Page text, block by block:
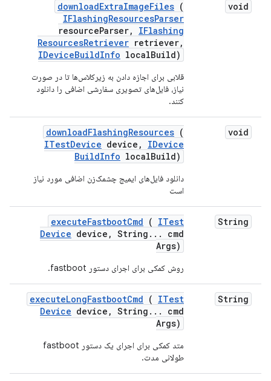
void
downloadExtraImageFiles (
IFlashingResourcesParser
resourceParser,
IFlashing
ResourcesRetriever retriever,
IDeviceBuildInfo localBuild)
قلابی برای اجازه دادن به زیرکلاس‌ها تا در صورت
نیاز، فایل‌های تصویری سفارشی اضافی را دانلود
کنند.
void
downloadFlashingResources (
ITestDevice device ,
IDevice
BuildInfo localBuild)
دانلود فایل‌های ایمیج چشمک‌زن اضافی مورد نیاز
است
String
executeFastbootCmd ( ITest
Device device , String . . .
cmd
Args)
روش کمکی برای اجرای دستور fastboot.
String
executeLongFastbootCmd ( ITest
Device device , String . . .
cmd
Args)
متد کمکی برای اجرای یک دستور fastboot
طولانی مدت.